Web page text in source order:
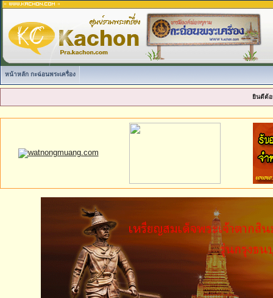
หน้าหลัก กะฉ่อนพระเครื่อง
ยินดีต้อ